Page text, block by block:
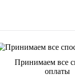
Принимаем все
оплаты